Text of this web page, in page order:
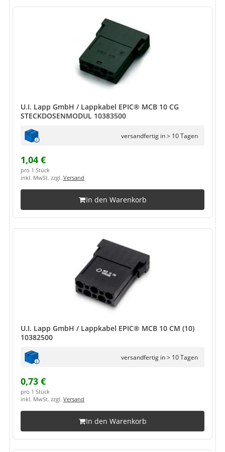
U.I. Lapp GmbH / Lappkabel EPIC® MCB 10 CG
STECKDOSENMODUL 10383500
versandfertig in > 10 Tagen
1,04 €
pro 1 Stück
inkl. MwSt. zzgl. Versand
In den Warenkorb
U.I. Lapp GmbH / Lappkabel EPIC® MCB 10 CM (10)
10382500
versandfertig in > 10 Tagen
0,73 €
pro 1 Stück
inkl. MwSt. zzgl. Versand
In den Warenkorb